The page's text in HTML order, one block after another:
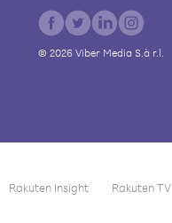
© 2026 Viber Media S.à r.l.
Rakuten Insight Rakuten TV